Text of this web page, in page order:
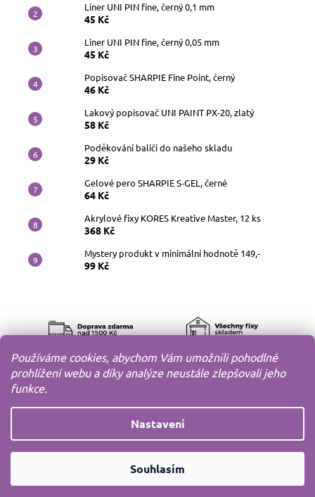
Používáme cookies, abychom Vám umožnili pohodlné
prohlížení webu a díky analýze neustále zlepšovali jeho
funkce.
Nastavení
Souhlasím
Liner UNI PIN fine, černý 0,1 mm
45 Kč
Liner UNI PIN fine, černý 0,05 mm
45 Kč
Popisovač SHARPIE Fine Point, černý
46 Kč
Lakový popisovač UNI PAINT PX-20, zlatý
58 Kč
Poděkování baliči do našeho skladu
29 Kč
Gelové pero SHARPIE S-GEL, černé
64 Kč
Akrylové fixy KORES Kreative Master, 12 ks
368 Kč
Mystery produkt v minimální hodnotě 149,-
99 Kč
Shoptet